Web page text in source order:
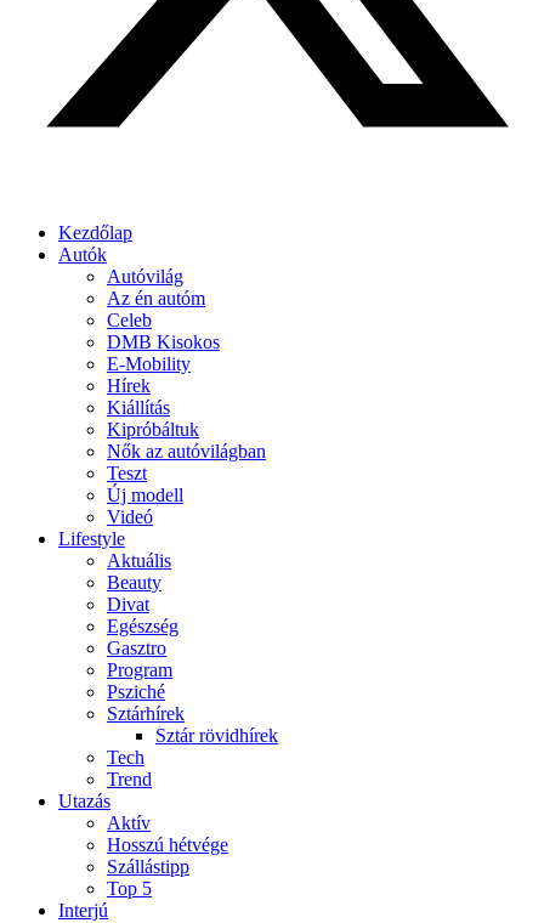
Kezdőlap
Autók
Autóvilág
Az én autóm
Celeb
DMB Kisokos
E-Mobility
Hírek
Kiállítás
Kipróbáltuk
Nők az autóvilágban
Teszt
Új modell
Videó
Lifestyle
Aktuális
Beauty
Divat
Egészség
Gasztro
Program
Psziché
Sztárhírek
Sztár rövidhírek
Tech
Trend
Utazás
Aktív
Hosszú hétvége
Szállástipp
Top 5
Interjú